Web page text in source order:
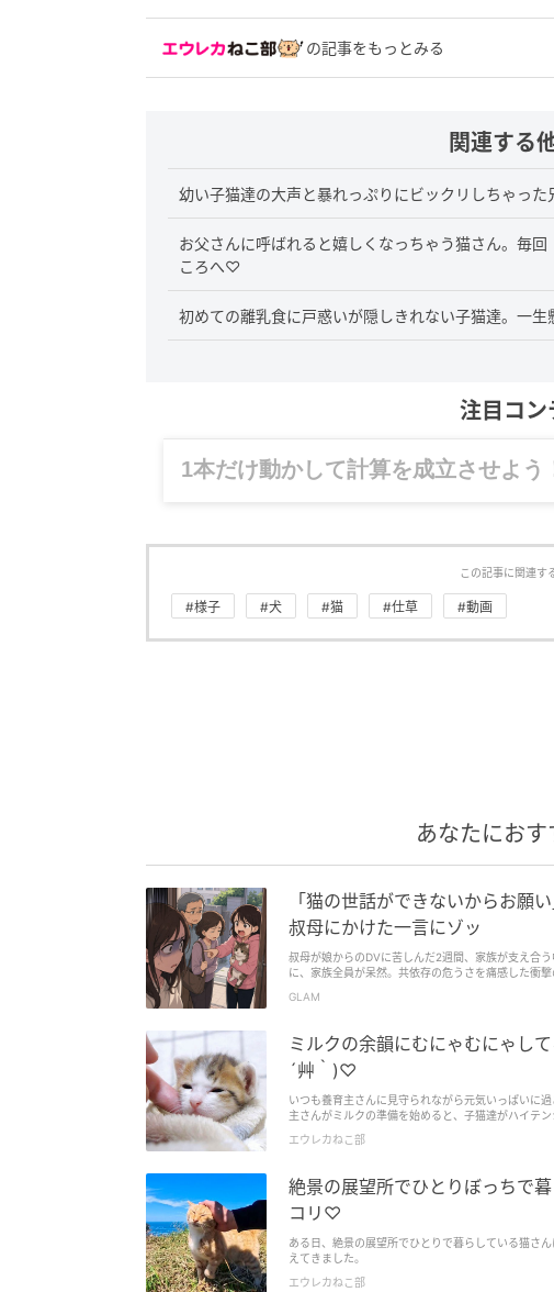
の記事をもっとみる
関連する
幼い子猫達の大声と暴れっぷりにビックリしちゃっ
お父さんに呼ばれると嬉しくなっちゃう猫さん。毎
ころへ♡
初めての離乳食に戸惑いが隠しきれない子猫達。一
注目コン
グルメ、ギャグ、子育て、旅行記……
この記事に関連す
#様子 #犬 #猫 #仕草 #動画
あなたにお
「猫の世話ができないからお願
叔母にかけた一言にゾッ
叔母が娘からのDVに苦しんだ2週間、家族が支え合
に、家族全員が呆然。共依存の危うさを痛感した衝
GLAM
ミルクの余韻にむにゃむにゃし
´艸｀)♡
いつも養育主さんに見守られながら元気いっぱいに
主さんがミルクの準備を始めると、子猫達がハイテ
エウレカねこ部
絶景の展望所でひとりぼっちで
コリ♡
ある日、絶景の展望所でひとりで暮らしている猫さ
えてきました。
エウレカねこ部